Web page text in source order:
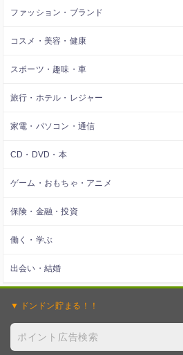
ファッション・ブランド
コスメ・美容・健康
スポーツ・趣味・車
旅行・ホテル・レジャー
家電・パソコン・通信
CD・DVD・本
ゲーム・おもちゃ・アニメ
保険・金融・投資
働く・学ぶ
出会い・結婚
ドンドン貯まる！！